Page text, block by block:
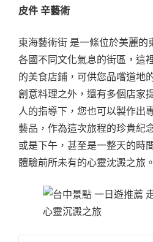
皮件 辛藝術
東海藝術街 是一條位於美麗
各國不同文化氣息的街區，這
的美食店鋪，可供您品嚐道地
創意料理之外，還有多個店家
人的指導下，您也可以製作出
藝品，作為這次旅程的珍貴紀
或是下午，甚至是一整天的時
體驗前所未有的心靈沈澱之旅。